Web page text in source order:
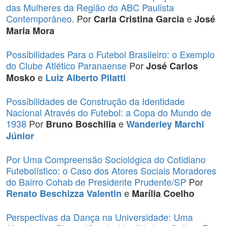
das Mulheres da Região do ABC Paulista
Contemporâneo. PorCarla Cristina GarciaeJosé
Maria Mora
Possibilidades Para o Futebol Brasileiro: o Exemplo
do Clube Atlético Paranaense PorJosé Carlos
Moskoe Luiz Alberto Pilatti
Possibilidades de Construção da Identidade
Nacional Através do Futebol: a Copa do Mundo de
1938 Por Bruno BoschiliaeWanderley Marchi
Júnior
Por Uma Compreensão Sociológica do Cotidiano
Futebolístico: o Caso dos Atores Sociais Moradores
do Bairro Cohab de Presidente Prudente/SP Por
Renato Beschizza Valentin e Marília Coelho
Perspectivas da Dança na Universidade: Uma